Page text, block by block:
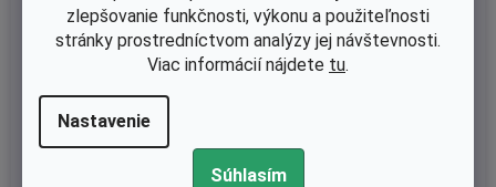
zlepšovanie funkčnosti, výkonu a použiteľnosti
stránky prostredníctvom analýzy jej návštevnosti.
Viac informácií nájdete tu.
Nastavenie
Súhlasím